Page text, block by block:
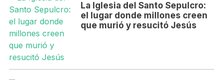
La Iglesia del Santo Sepulcro:
el lugar donde millones creen
que murió y resucitó Jesús